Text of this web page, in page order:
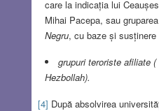
care la indicația lui
Mihai Pacepa, sau
Negru, cu baze și
grupuri teroriste afiliate (
Hezbollah).
[4] După absolvirea